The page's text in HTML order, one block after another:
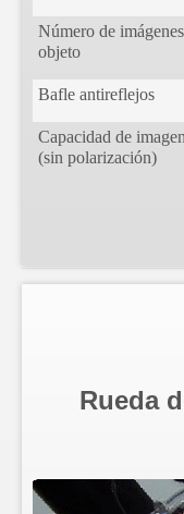
Número de
objeto
Bafle antireflejos
Capacidad de
(sin polarización)
Rueda